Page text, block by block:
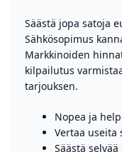
Säästä jopa satoja
Sähkösopimus
Markkinoiden
kilpailutus
tarjouksen.
Nopea ja
Vertaa useita
Säästä